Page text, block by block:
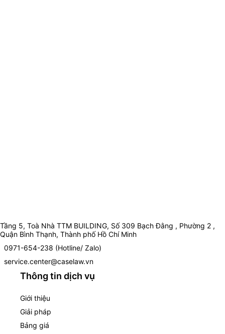
Tầng 5, Toà Nhà TTM BUILDING, Số 309 Bạch Đằng , Phường 2 ,
Quận Bình Thạnh, Thành phố Hồ Chí Minh
0971-654-238 (Hotline/ Zalo)
service.center@caselaw.vn
Thông tin dịch vụ
Giới thiệu
Giải pháp
Bảng giá